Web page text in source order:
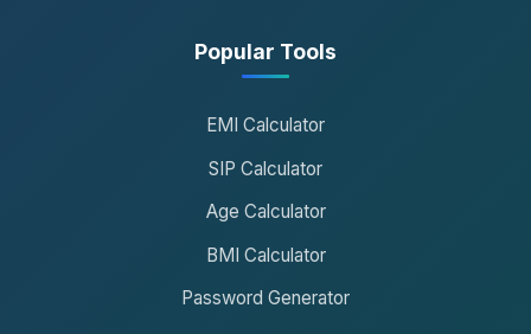
Popular Tools
EMI Calculator
SIP Calculator
Age Calculator
BMI Calculator
Password Generator